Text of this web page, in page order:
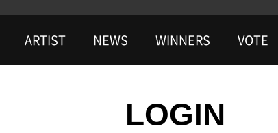
ARTIST NEWS WINNERS VOTE
LOGIN